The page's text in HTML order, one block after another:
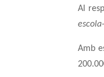
Al
Amb